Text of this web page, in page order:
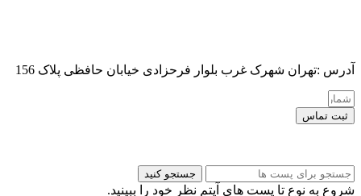
آدرس :تهران شهرک غرب بلوار فرحزادی خیابان حافظی پلاک 156
ثبت تماس
جستجو کنید
شروع به نوع تا پست های آیتم نظر خود را ببینید.